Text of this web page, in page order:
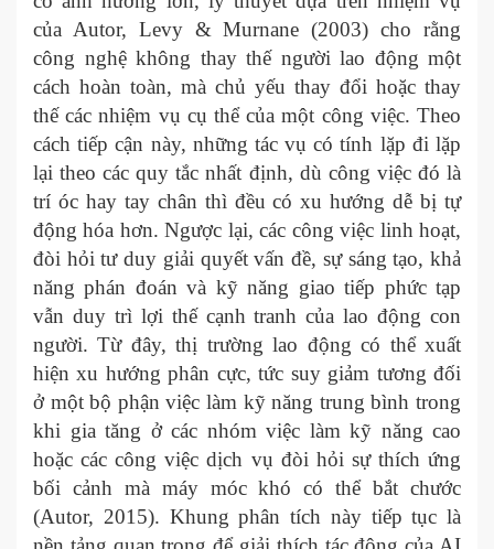
của Autor, Levy & Murnane (2003) cho rằng
công nghệ không thay thế người lao động một
cách hoàn toàn, mà chủ yếu thay đổi hoặc thay
thế các nhiệm vụ cụ thể của một công việc. Theo
cách tiếp cận này, những tác vụ có tính lặp đi lặp
lại theo các quy tắc nhất định, dù công việc đó là
trí óc hay tay chân thì đều có xu hướng dễ bị tự
động hóa hơn. Ngược lại, các công việc linh hoạt,
đòi hỏi tư duy giải quyết vấn đề, sự sáng tạo, khả
năng phán đoán và kỹ năng giao tiếp phức tạp
vẫn duy trì lợi thế cạnh tranh của lao động con
người. Từ đây, thị trường lao động có thể xuất
hiện xu hướng phân cực, tức suy giảm tương đối
ở một bộ phận việc làm kỹ năng trung bình trong
khi gia tăng ở các nhóm việc làm kỹ năng cao
hoặc các công việc dịch vụ đòi hỏi sự thích ứng
bối cảnh mà máy móc khó có thể bắt chước
(Autor, 2015). Khung phân tích này tiếp tục là